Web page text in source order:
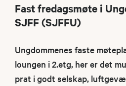
Fast fredagsmøte i
SJFF (SJFFU)
Ungdommenes faste
loungen i 2.etg, her er det
prat i godt selskap,